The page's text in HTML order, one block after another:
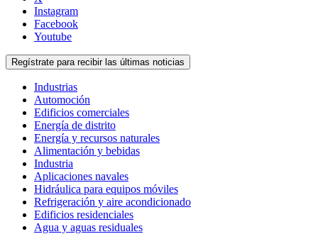
Instagram
Facebook
Youtube
Regístrate para recibir las últimas noticias
Industrias
Automoción
Edificios comerciales
Energía de distrito
Energía y recursos naturales
Alimentación y bebidas
Industria
Aplicaciones navales
Hidráulica para equipos móviles
Refrigeración y aire acondicionado
Edificios residenciales
Agua y aguas residuales